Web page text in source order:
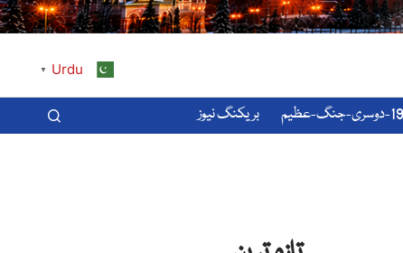
Urdu
▼
بریکنگ نیوز